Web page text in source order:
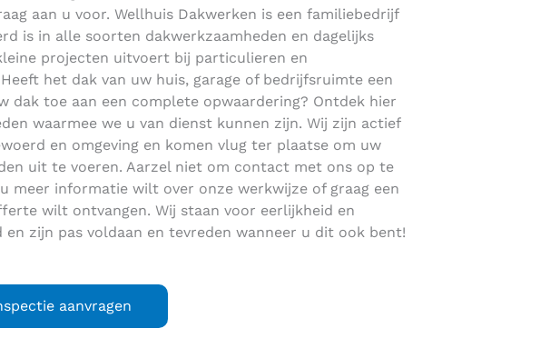
aan u voor. Wellhuis Dakwerken is een familiebedrijf
is in alle soorten dakwerkzaamheden en dagelijks
projecten uitvoert bij particulieren en
het dak van uw huis, garage of bedrijfsruimte een
dak toe aan een complete opwaardering? Ontdek hier
waarmee we u van dienst kunnen zijn. Wij zijn actief
en omgeving en komen vlug ter plaatse om uw
uit te voeren. Aarzel niet om contact met ons op te
meer informatie wilt over onze werkwijze of graag een
wilt ontvangen. Wij staan voor eerlijkheid en
en zijn pas voldaan en tevreden wanneer u dit ook bent!
aanvragen